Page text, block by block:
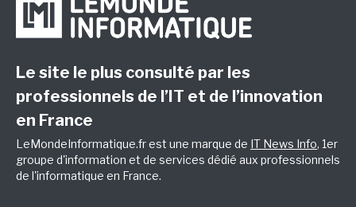
Le site le plus consulté par les
professionnels de l’IT et de l’innovation
en France
LeMondeInformatique.fr est une marque de IT News Info, 1er
groupe d'information et de services dédié aux professionnels
de l'informatique en France.